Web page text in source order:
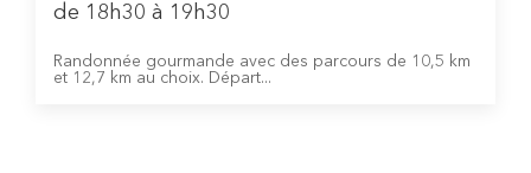
de 18h30 à 19h30
Randonnée gourmande avec des parcours de 10,5 km
et 12,7 km au choix. Départ...